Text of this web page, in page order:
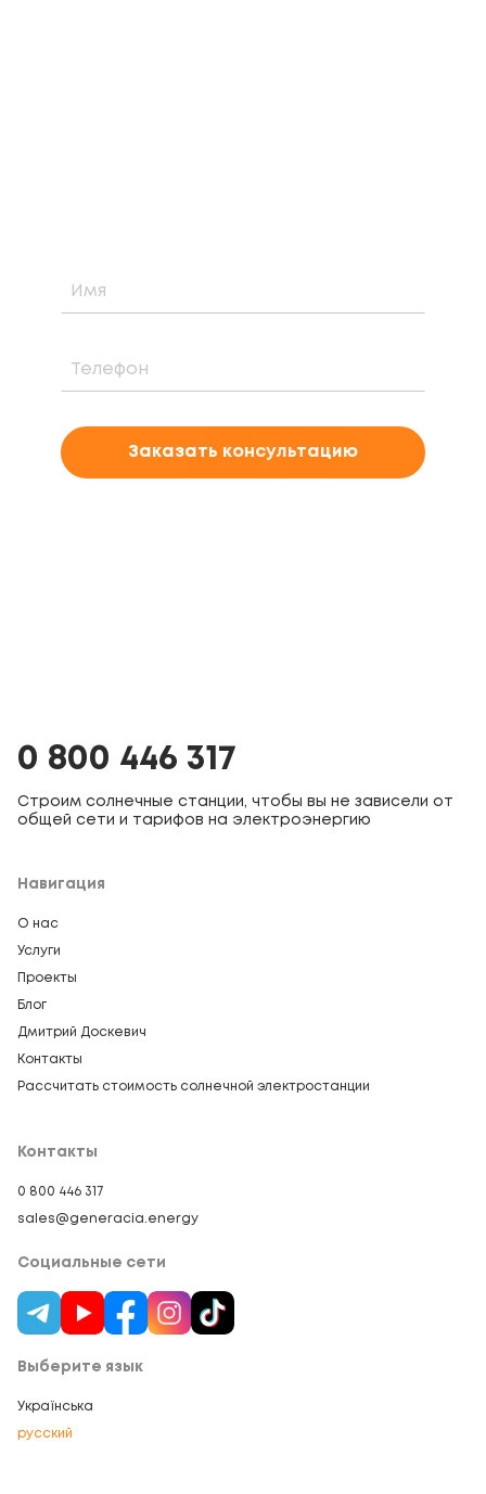
Заказать консультацию
0 800 446 317
Строим солнечные станции, чтобы вы не зависели от
общей сети и тарифов на электроэнергию
Навигация
О нас
Услуги
Проекты
Блог
Дмитрий Доскевич
Контакты
Рассчитать стоимость солнечной электростанции
Контакты
0 800 446 317
sales@generacia.energy
Социальные сети
Выберите язык
Українська
русский